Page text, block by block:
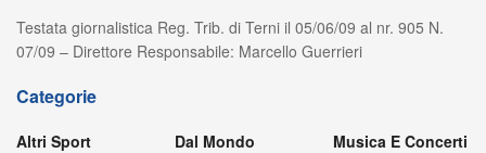
Testata giornalistica Reg. Trib. di Terni il 05/06/09 al nr. 905 N.
07/09 – Direttore Responsabile: Marcello Guerrieri
Categorie
Altri Sport
Dal Mondo
Musica E Concerti